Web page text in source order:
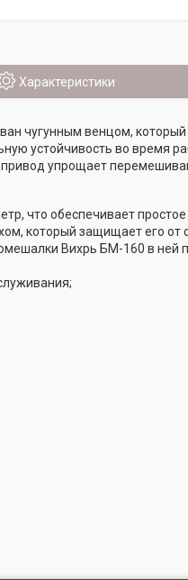
Характеристики
чугунным венцом,
устойчивость во время
упрощает
что обеспечивает
который защищает его от
Вихрь БМ-160 в ней